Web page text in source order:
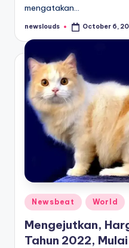
mengatakan…
Posted
newslouds October 6,
Posted
in
Newsbeat World
Mengejutkan,
Tahun 2022,